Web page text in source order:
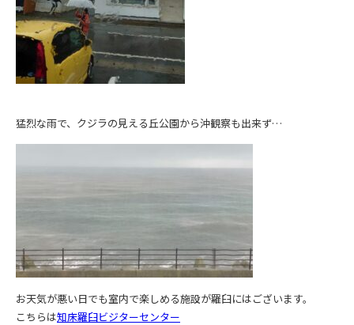
猛烈な雨で、クジラの見える丘公園から沖観察も出来ず…
お天気が悪い日でも室内で楽しめる施設が羅臼にはございます。
こちらは知床羅臼ビジターセンター